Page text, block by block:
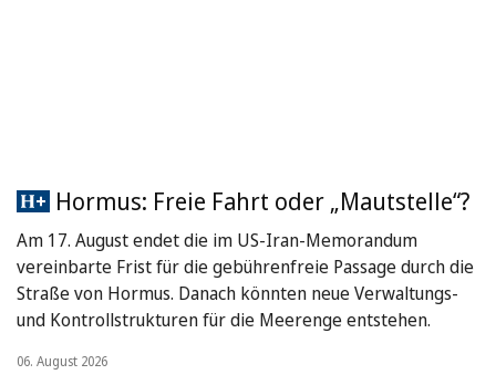
Hormus: Freie Fahrt oder „Mautstelle“?
Am 17. August endet die im US-Iran-Memorandum
vereinbarte Frist für die gebührenfreie Passage durch die
Straße von Hormus. Danach könnten neue Verwaltungs-
und Kontrollstrukturen für die Meerenge entstehen.
06. August 2026